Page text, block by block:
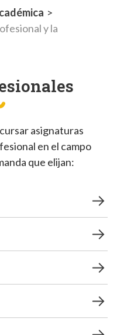
>
y la
asignaturas
en el campo
que elijan: